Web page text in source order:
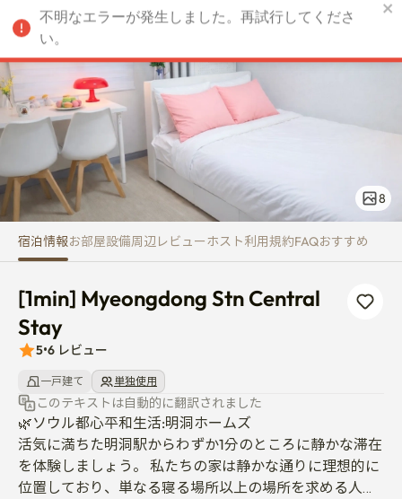
[1min] Myeongdong Stn
JPY
8
宿泊情報お部屋設備周辺 レビューホスト利用規約FAQおすすめ
[1min] Myeongdong Stn Central
Stay
5•6 レビュー
一戸建て 単独使用
このテキストは自動的に翻訳されました
🌿ソウル都心平和生活:明洞ホームズ
活気に満ちた明洞駅からわずか1分のところに静かな滞在
を体験しましょう。 私たちの家は静かな通りに理想的に
位置しており、単なる寝る場所以上の場所を求める人々
不明なエラーが発生しました。再試行してくださ
い。